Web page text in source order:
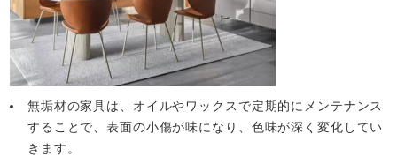
無垢材の家具は、オイルやワックスで定期的にメンテナンス
することで、表面の小傷が味になり、色味が深く変化してい
きます。